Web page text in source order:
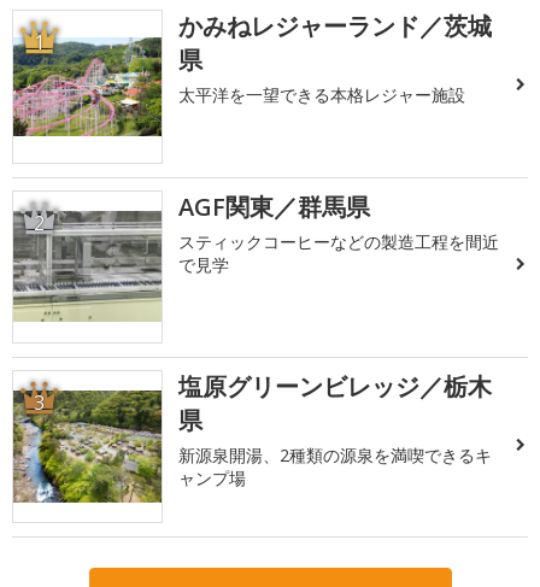
1
かみねレジャーランド／茨城
県
太平洋を一望できる本格レジャー施設
2 AGF関東／群馬県
スティックコーヒーなどの製造工程を間近
で見学
3
塩原グリーンビレッジ／栃木
県
新源泉開湯、2種類の源泉を満喫できるキ
ャンプ場